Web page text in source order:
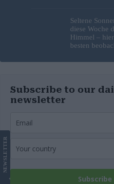
Seltene
diese Woche
Himmel –
besten
Subscribe to our
newsletter
Subscribe
NEWS
LETTER